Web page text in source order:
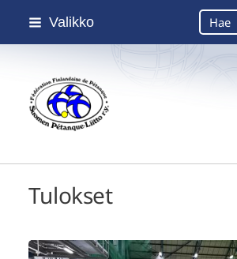
Siirry
Valikko
Suomen Petanque-Liitto
Tulokset